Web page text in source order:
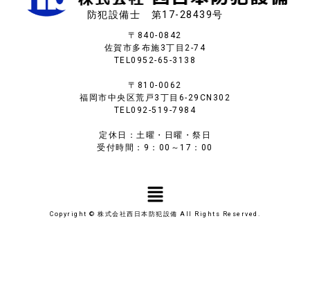
防犯設備士 第17-28439号
〒840-0842
佐賀市多布施3丁目2-74
TEL0952-65-3138
〒810-0062
福岡市中央区荒戸3丁目6-29CN302
TEL092-519-7984
定休日：土曜・日曜・祭日
受付時間：9：00～17：00
Copyright © 株式会社西日本防犯設備 All Rights Reserved.